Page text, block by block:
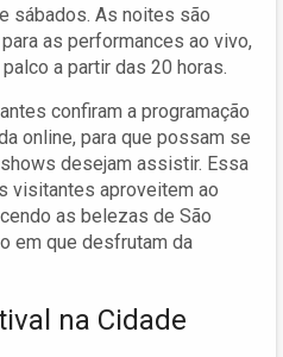
sábados. As noites são
as performances ao vivo,
a partir das 20 horas.
confiram a programação
online, para que possam se
desejam assistir. Essa
visitantes aproveitem ao
as belezas de São
em que desfrutam da
na Cidade